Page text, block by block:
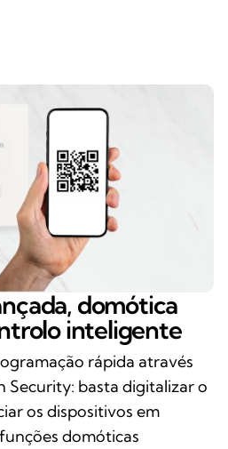
domótica
inteligente
rápida através
Security: basta digitalizar o
os dispositivos em
domóticas